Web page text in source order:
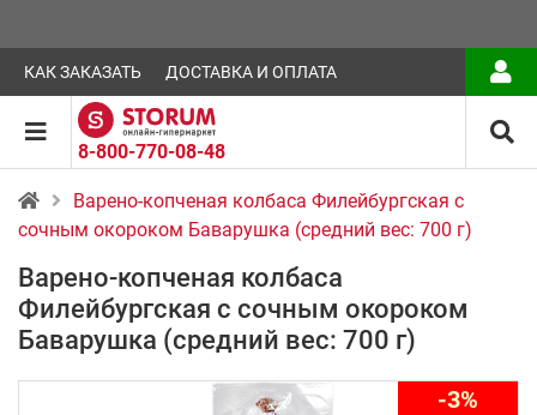
КАК ЗАКАЗАТЬ ДОСТАВКА И ОПЛАТА
8-800-770-08-48
Варено-копченая колбаса Филейбургская с
сочным окороком Баварушка (средний вес: 700 г)
Варено-копченая колбаса
Филейбургская с сочным окороком
Баварушка (средний вес: 700 г)
-3%